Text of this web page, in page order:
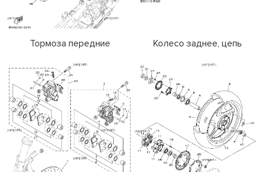
Тормоза передние Колесо заднее, цепь